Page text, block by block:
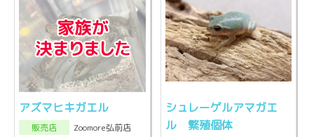
アズマヒキガエル
販売店
Zoomore弘前店
シュレーゲルアマガエ
ル 繁殖個体